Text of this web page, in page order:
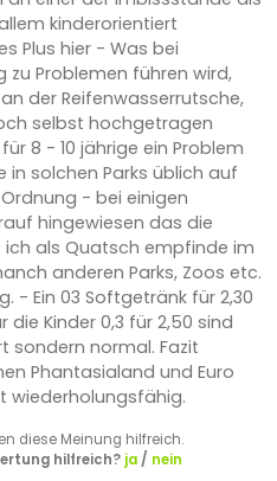
kinderorientiert
Plus hier - Was bei
Problemen führen wird,
der Reifenwasserrutsche,
selbst hochgetragen
8 - 10 jährige ein Problem
in solchen Parks üblich auf
- bei einigen
hingewiesen das die
ich als Quatsch empfinde im
anderen Parks, Zoos etc.
- Ein 03 Softgetränk für 2,30
die Kinder 0,3 für 2,50 sind
sondern normal. Fazit
Phantasialand und Euro
wiederholungsfähig.
diese Meinung hilfreich.
hilfreich? ja/ nein